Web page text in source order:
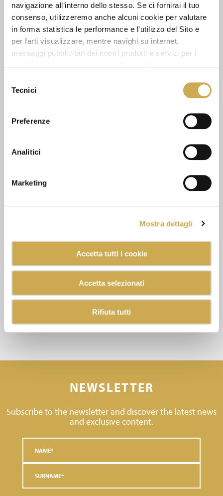
navigazione all’interno dello stesso. Se ci fornirai il tuo
consenso, utilizzeremo anche alcuni cookie per valutare
in forma statistica le performance e l’utilizzo del Sito e
per farti visualizzare, mentre navighi su internet,
messaggi pubblicitari dei nostri prodotti e servizi per i
delTecnici
Preferenze
Analitici
Marketing
Mostra dettagli
Accetta tutti i cookie
Accetta selezionati
Rifiuta tutti
SEE ALSO
NEWSLETTER
Subscribe to the newsletter and discover the latest news
and exclusive content.